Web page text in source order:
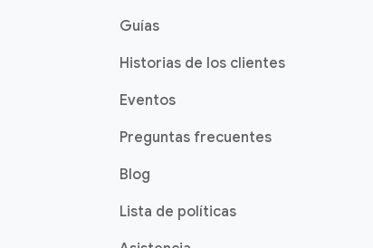
Guías
Historias de los clientes
Eventos
Preguntas frecuentes
Blog
Lista de políticas